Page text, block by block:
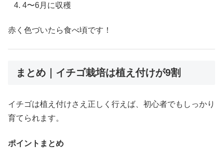
4〜6月に収穫
赤く色づいたら食べ頃です！
まとめ｜イチゴ栽培は植え付けが9割
イチゴは植え付けさえ正しく行えば、初心者でもしっかり
育てられます。
ポイントまとめ